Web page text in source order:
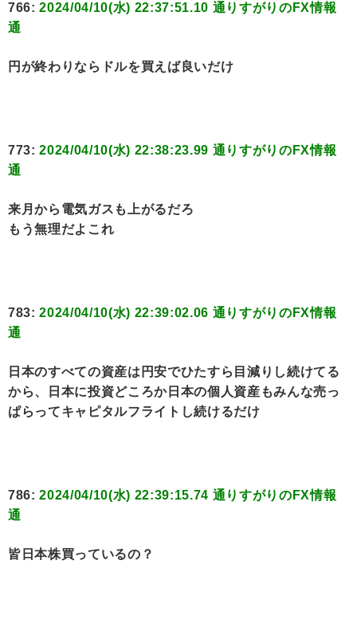
766:2024/04/10(水) 22:37:51.10 通りすがりのFX情報
通
円が終わりならドルを買えば良いだけ
773:2024/04/10(水) 22:38:23.99 通りすがりのFX情報
通
来月から電気ガスも上がるだろ
もう無理だよこれ
783:2024/04/10(水) 22:39:02.06 通りすがりのFX情報
通
日本のすべての資産は円安でひたすら目減りし続けてる
から、日本に投資どころか日本の個人資産もみんな売っ
ぱらってキャピタルフライトし続けるだけ
786:2024/04/10(水) 22:39:15.74 通りすがりのFX情報
通
皆日本株買っているの？